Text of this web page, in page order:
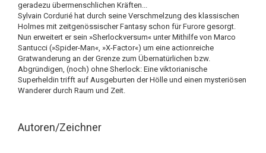
geradezu übermenschlichen Kräften...
Sylvain Cordurié hat durch seine Verschmelzung des klassischen
Holmes mit zeitgenössischer Fantasy schon für Furore gesorgt.
Nun erweitert er sein »Sherlockversum« unter Mithilfe von Marco
Santucci (»Spider-Man«, »X-Factor«) um eine actionreiche
Gratwanderung an der Grenze zum Übernatürlichen bzw.
Abgründigen, (noch) ohne Sherlock: Eine viktorianische
Superheldin trifft auf Ausgeburten der Hölle und einen mysteriösen
Wanderer durch Raum und Zeit.
Autoren/Zeichner